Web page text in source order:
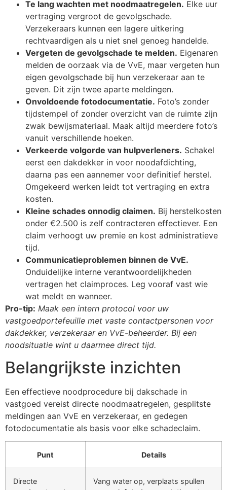
Te lang wachten met noodmaatregelen. Elke uur
vertraging vergroot de gevolgschade.
Verzekeraars kunnen een lagere uitkering
rechtvaardigen als u niet snel genoeg handelde.
Vergeten de gevolgschade te melden. Eigenaren
melden de oorzaak via de VvE, maar vergeten hun
eigen gevolgschade bij hun verzekeraar aan te
geven. Dit zijn twee aparte meldingen.
Onvoldoende fotodocumentatie. Foto’s zonder
tijdstempel of zonder overzicht van de ruimte zijn
zwak bewijsmateriaal. Maak altijd meerdere foto’s
vanuit verschillende hoeken.
Verkeerde volgorde van hulpverleners. Schakel
eerst een dakdekker in voor noodafdichting,
daarna pas een aannemer voor definitief herstel.
Omgekeerd werken leidt tot vertraging en extra
kosten.
Kleine schades onnodig claimen. Bij herstelkosten
onder €2.500 is zelf contracteren effectiever. Een
claim verhoogt uw premie en kost administratieve
tijd.
Communicatieproblemen binnen de VvE.
Onduidelijke interne verantwoordelijkheden
vertragen het claimproces. Leg vooraf vast wie
wat meldt en wanneer.
Pro-tip: Maak een intern protocol voor uw
vastgoedportefeuille met vaste contactpersonen voor
dakdekker, verzekeraar en VvE-beheerder. Bij een
noodsituatie wint u daarmee direct tijd.
Belangrijkste inzichten
Een effectieve noodprocedure bij dakschade in
vastgoed vereist directe noodmaatregelen, gesplitste
meldingen aan VvE en verzekeraar, en gedegen
fotodocumentatie als basis voor elke schadeclaim.
Punt Details
Directe
Vang water op, verplaats spullen